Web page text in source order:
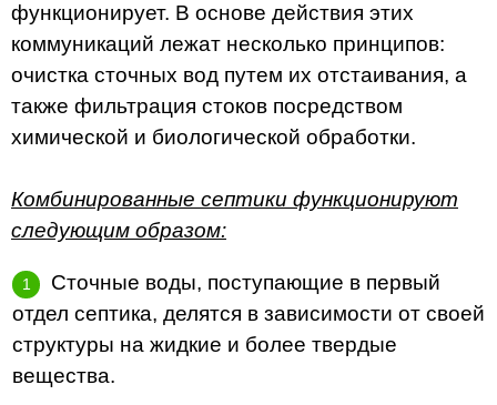
функционирует. В основе действия этих
коммуникаций лежат несколько принципов:
очистка сточных вод путем их отстаивания, а
также фильтрация стоков посредством
химической и биологической обработки.
Комбинированные септики функционируют
следующим образом:
Сточные воды, поступающие в первый
отдел септика, делятся в зависимости от своей
структуры на жидкие и более твердые
вещества.